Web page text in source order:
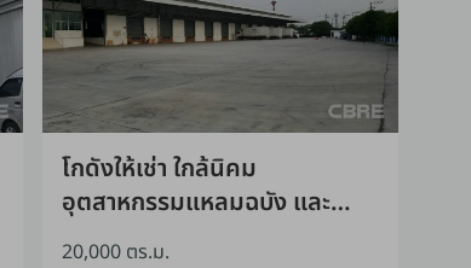
โกดังให้เช่า ใกล้นิคม
อุตสาหกรรมแหลมฉบัง และ
ท่าเรือ
20,000 ตร.ม.